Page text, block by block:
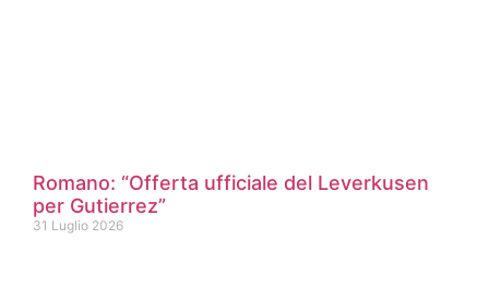
Romano: “Offerta ufficiale del Leverkusen
per Gutierrez”
31 Luglio 2026